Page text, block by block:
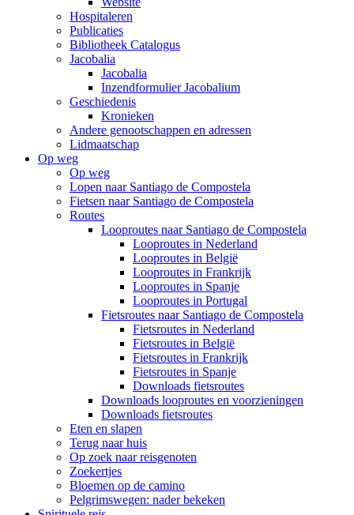
Hospitaleren
Publicaties
Bibliotheek Catalogus
Jacobalia
Jacobalia
Inzendformulier Jacobalium
Geschiedenis
Kronieken
Andere genootschappen en adressen
Lidmaatschap
Op weg
Op weg
Lopen naar Santiago de Compostela
Fietsen naar Santiago de Compostela
Routes
Looproutes naar Santiago de Compostela
Looproutes in Nederland
Looproutes in België
Looproutes in Frankrijk
Looproutes in Spanje
Looproutes in Portugal
Fietsroutes naar Santiago de Compostela
Fietsroutes in Nederland
Fietsroutes in België
Fietsroutes in Frankrijk
Fietsroutes in Spanje
Downloads fietsroutes
Downloads looproutes en voorzieningen
Downloads fietsroutes
Eten en slapen
Terug naar huis
Op zoek naar reisgenoten
Zoekertjes
Bloemen op de camino
Pelgrimswegen: nader bekeken